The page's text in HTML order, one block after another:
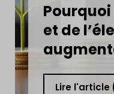
et de
Lire l'article